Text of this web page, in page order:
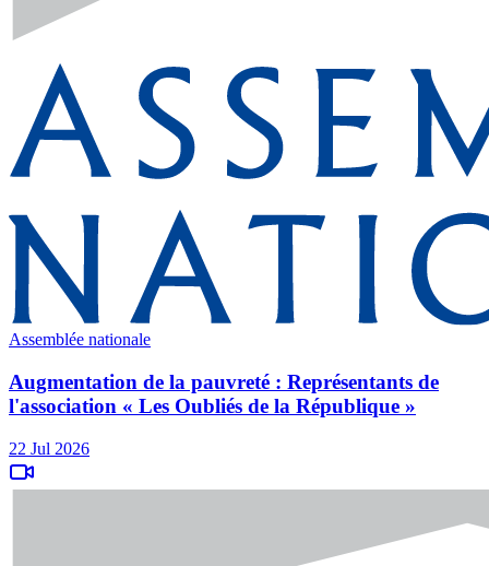
Assemblée nationale
Augmentation de la pauvreté : Représentants de
l'association « Les Oubliés de la République »
22 Jul 2026